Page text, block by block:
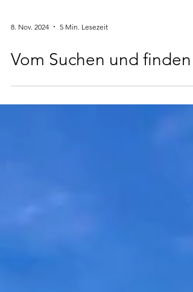
8. Nov. 2024 5 Min. Lesezeit
Vom Suchen und finden